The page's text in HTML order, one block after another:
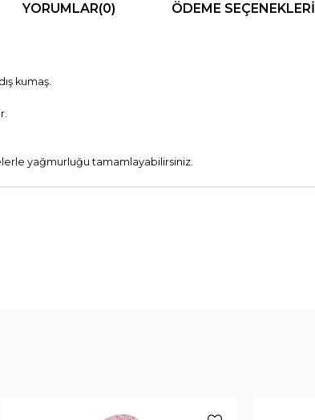
YORUMLAR(0) ÖDEME SEÇENEKLERI
kumaş.
yağmurluğu tamamlayabilirsiniz.